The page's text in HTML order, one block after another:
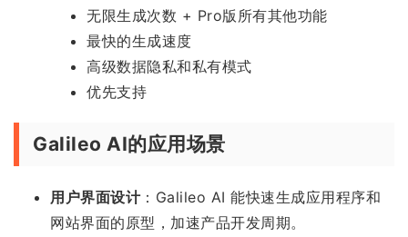
无限生成次数 + Pro版所有其他功能
最快的生成速度
高级数据隐私和私有模式
优先支持
Galileo AI的应用场景
用户界面设计：Galileo AI 能快速生成应用程序和
网站界面的原型，加速产品开发周期。